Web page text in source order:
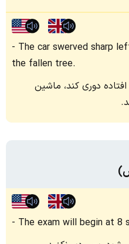
The car swerved sharp
the fallen tree.
دوری کند، ماشین
The exam will begin at 8